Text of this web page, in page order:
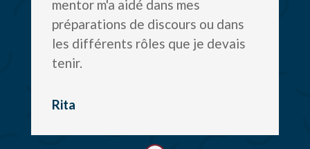
mentor m'a aidé dans mes
préparations de discours ou dans
les différents rôles que je devais
tenir.
Rita